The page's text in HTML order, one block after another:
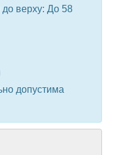
до верху: До 58
допустима